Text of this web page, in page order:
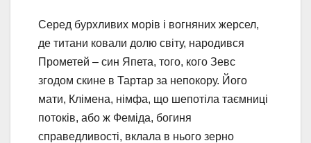
Серед бурхливих морів і вогняних жерсел,
де титани ковали долю світу, народився
Прометей – син Япета, того, кого Зевс
згодом скине в Тартар за непокору. Його
мати, Клімена, німфа, що шепотіла таємниці
потоків, або ж Феміда, богиня
справедливості, вклала в нього зерно